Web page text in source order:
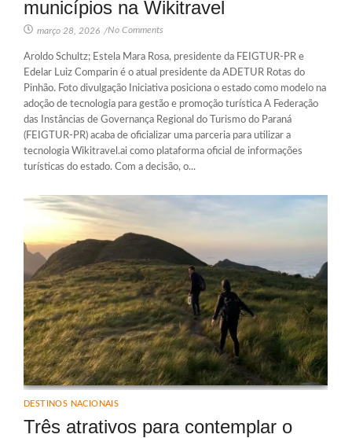
municípios na Wikitravel
março 28, 2026 /No Comments
Aroldo Schultz; Estela Mara Rosa, presidente da FEIGTUR‑PR e
Edelar Luiz Comparin é o atual presidente da ADETUR Rotas do
Pinhão. Foto divulgação Iniciativa posiciona o estado como modelo na
adoção de tecnologia para gestão e promoção turística A Federação
das Instâncias de Governança Regional do Turismo do Paraná
(FEIGTUR‑PR) acaba de oficializar uma parceria para utilizar a
tecnologia Wikitravel.ai como plataforma oficial de informações
turísticas do estado. Com a decisão, o...
DESTINOS NACIONAIS
Três atrativos para contemplar o